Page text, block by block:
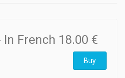
In French 18.00 €
Buy